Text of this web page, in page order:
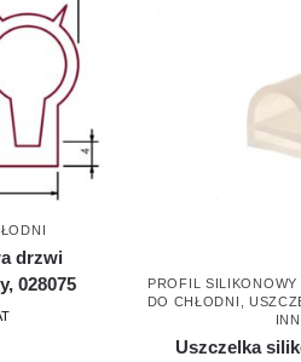
drzwi
028075
PROFIL SILIKONOWY
DO CHŁODNI ,
Uszczelka